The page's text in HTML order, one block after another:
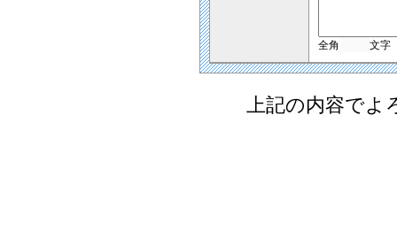
全角 文字
上記の内容でよ